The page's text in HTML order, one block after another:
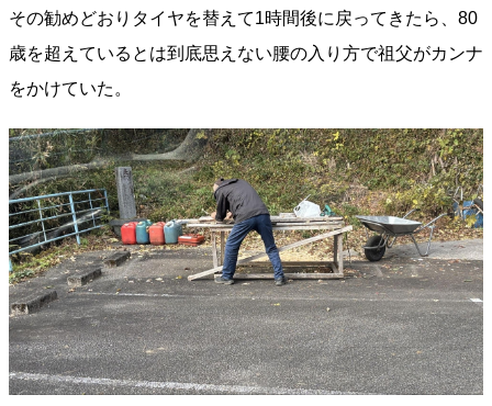
その勧めどおりタイヤを替えて1時間後に戻ってきたら、80
歳を超えているとは到底思えない腰の入り方で祖父がカンナ
をかけていた。